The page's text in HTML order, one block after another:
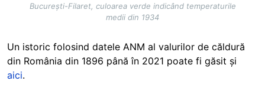
București-Filaret, culoarea verde indicând temperaturile
medii din 1934
Un istoric folosind datele ANM al valurilor de căldură
din România din 1896 până în 2021 poate fi găsit și
aici.